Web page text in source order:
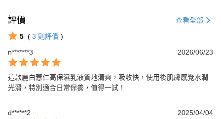
評價 查看全部
5 ( 3 則評價 )
n*******3
2026/06/23
這款麗白薏仁高保濕乳液質地清爽，吸收快，使用後肌膚感覺水潤
光滑，特別適合日常保養，值得一試！
d******2 2025/04/04